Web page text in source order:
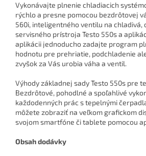
Vykonávajte plnenie chladiacich
rýchlo a presne pomocou bezdrôtovej
560i, inteligentného ventilu na chladivá,
servisného prístroja Testo 550s a
aplikácii jednoducho zadajte program
hodnotu pre prehriatie, podchladenie
zvyšok za Vás urobia váha a ventil.
Výhody základnej sady Testo 550s pre
Bezdrôtové, pohodlné a spoľahlivé
každodenných prác s tepelnými
môžete zobraziť na veľkom grafickom
svojom smartfóne či tablete pomocou
Obsah dodávky